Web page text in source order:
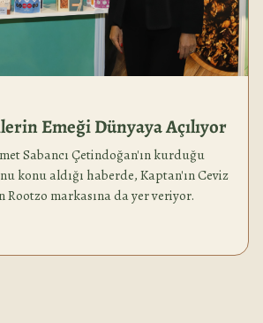
Emeği Dünyaya Açılıyor
Sabancı Çetindoğan'ın kurduğu
konu aldığı haberde, Kaptan'ın Ceviz
markasına da yer veriyor.